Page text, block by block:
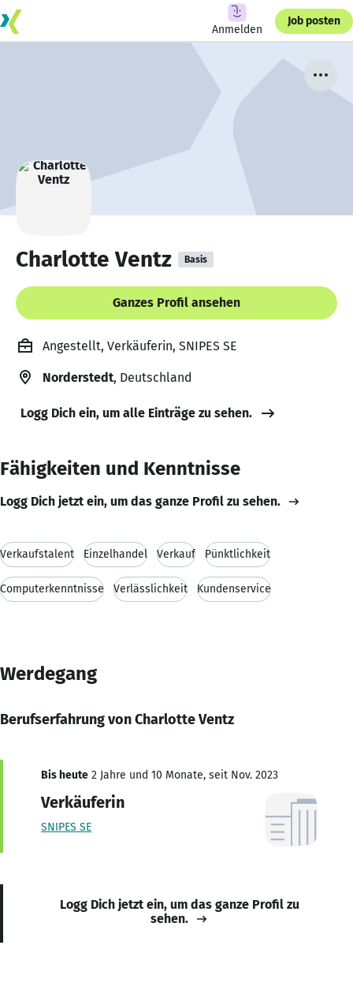
Anmelden
Job posten
Charlotte Ventz Basis
Ganzes Profil ansehen
Angestellt, Verkäuferin, SNIPES SE
Norderstedt, Deutschland
Logg Dich ein, um alle Einträge zu sehen.
Fähigkeiten und Kenntnisse
Logg Dich jetzt ein, um das ganze Profil zu sehen.
Verkaufstalent Einzelhandel Verkauf Pünktlichkeit
Computerkenntnisse Verlässlichkeit Kundenservice
Werdegang
Berufserfahrung von Charlotte Ventz
Bis heute 2 Jahre und 10 Monate, seit Nov. 2023
Verkäuferin
SNIPES SE
Logg Dich jetzt ein, um das ganze Profil zu
sehen.